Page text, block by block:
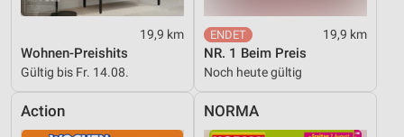
19,9 km
Wohnen-Preishits
Gültig bis Fr. 14.08.
19,9 km
NR. 1 Beim Preis
Noch heute gültig
Action NORMA